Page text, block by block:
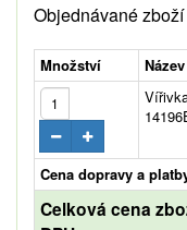
Objednávané zboží
Množství
Cena dopravy a
Celková cena